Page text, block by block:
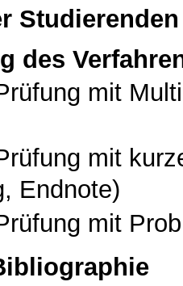
Studierenden
des
mit
mit
Endnote)
mit